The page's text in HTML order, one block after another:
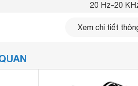
6 mm đảm bảo âm thanh rõ
20 Hz-20
103 dB
Có micro,
Xem chi tiết